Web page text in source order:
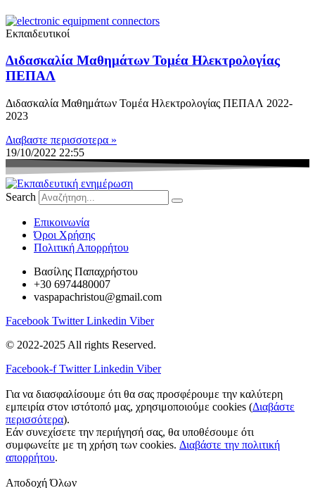
Εκπαιδευτικοί
Διδασκαλία Μαθημάτων Τομέα Ηλεκτρολογίας
ΠΕΠΑΛ
Διδασκαλία Μαθημάτων Τομέα Ηλεκτρολογίας ΠΕΠΑΛ 2022-
2023
Διαβαστε περισσοτερα »
19/10/2022 22:55
Search
Eπικοινωνία
Όροι Χρήσης
Πολιτική Απορρήτου
Βασίλης Παπαχρήστου
+30 6974480007
vaspapachristou@gmail.com
Facebook Twitter Linkedin Viber
© 2022-2025 All rights Reserved.
Facebook-f Twitter Linkedin Viber
Για να διασφαλίσουμε ότι θα σας προσφέρουμε την καλύτερη
εμπειρία στον ιστότοπό μας, χρησιμοποιούμε cookies (Διαβάστε
περισσότερα).
Εάν συνεχίσετε την περιήγησή σας, θα υποθέσουμε ότι
συμφωνείτε με τη χρήση των cookies. Διαβάστε την πολιτική
απορρήτου.
Αποδοχή Όλων